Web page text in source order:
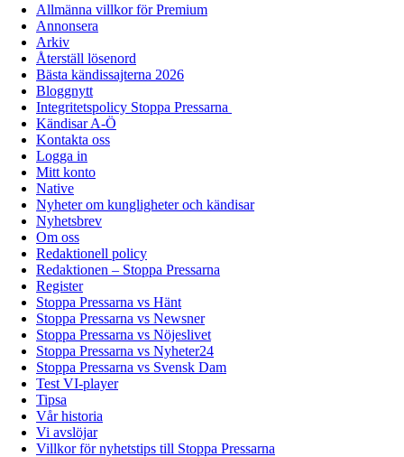
Allmänna villkor för Premium
Annonsera
Arkiv
Återställ lösenord
Bästa kändissajterna 2026
Bloggnytt
Integritetspolicy Stoppa Pressarna
Kändisar A-Ö
Kontakta oss
Logga in
Mitt konto
Native
Nyheter om kungligheter och kändisar
Nyhetsbrev
Om oss
Redaktionell policy
Redaktionen – Stoppa Pressarna
Register
Stoppa Pressarna vs Hänt
Stoppa Pressarna vs Newsner
Stoppa Pressarna vs Nöjeslivet
Stoppa Pressarna vs Nyheter24
Stoppa Pressarna vs Svensk Dam
Test VI-player
Tipsa
Vår historia
Vi avslöjar
Villkor för nyhetstips till Stoppa Pressarna